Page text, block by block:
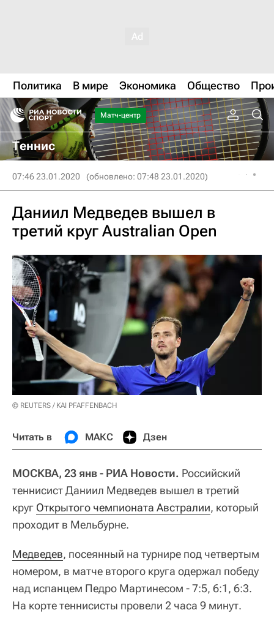
Политика В мире Экономика Общество
Матч-центр
Теннис
07:46 23.01.2020 (обновлено: 07:48 23.01.2020)
Даниил Медведев вышел в
третий круг Australian Open
© REUTERS / KAI PFAFFENBACH
Читать в МАКС Дзен
МОСКВА, 23 янв - РИА Новости. Российский
теннисист Даниил Медведев вышел в третий
круг Открытого чемпионата Австралии, который
проходит в Мельбурне.
Медведев, посеянный на турнире под четвертым
номером, в матче второго круга одержал победу
над испанцем Педро Мартинесом - 7:5, 6:1, 6:3.
На корте теннисисты провели 2 часа 9 минут.